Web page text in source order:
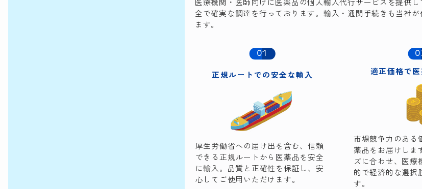
全で確実な調達を行っております。輸入・通関手続きも当社
ます。
01
正規ルートでの安全な輸入
厚生労働省への届け出を含む、信頼
できる正規ルートから医薬品を安全
に輸入。品質と正確性を保証し、安
心してご使用いただけます。
適正価格で
市場競争力のある
薬品をお届けしま
ズに合わせ、医療
的で経済的な選択
す。